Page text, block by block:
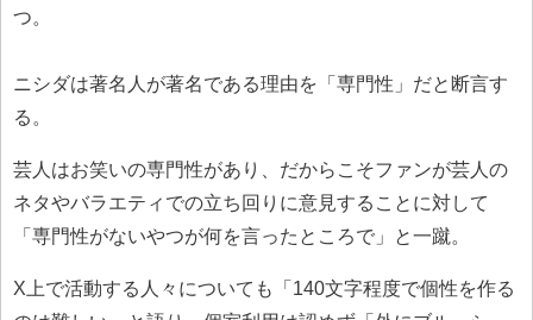
つ。
ニシダは著名人が著名である理由を「専門性」だと断言す
る。
芸人はお笑いの専門性があり、だからこそファンが芸人の
ネタやバラエティでの立ち回りに意見することに対して
「専門性がないやつが何を言ったところで」と一蹴。
X上で活動する人々についても「140文字程度で個性を作る